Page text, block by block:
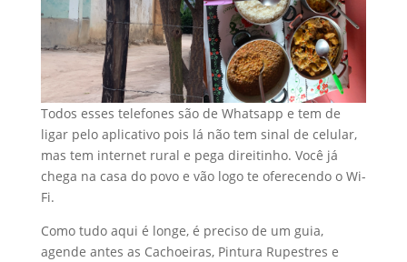
Todos esses telefones são de Whatsapp e tem de
ligar pelo aplicativo pois lá não tem sinal de celular,
mas tem internet rural e pega direitinho. Você já
chega na casa do povo e vão logo te oferecendo o Wi-
Fi.
Como tudo aqui é longe, é preciso de um guia,
agende antes as Cachoeiras, Pintura Rupestres e